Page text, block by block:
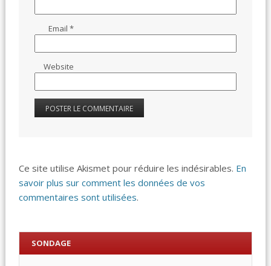
Email*
Website
Ce site utilise Akismet pour réduire les indésirables. En
savoir plus sur comment les données de vos
commentaires sont utilisées.
SONDAGE